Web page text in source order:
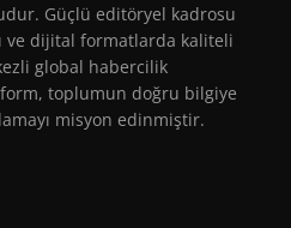
Güçlü editöryel kadrosu
ve dijital formatlarda kaliteli
global habercilik
toplumun doğru bilgiye
misyon edinmiştir.